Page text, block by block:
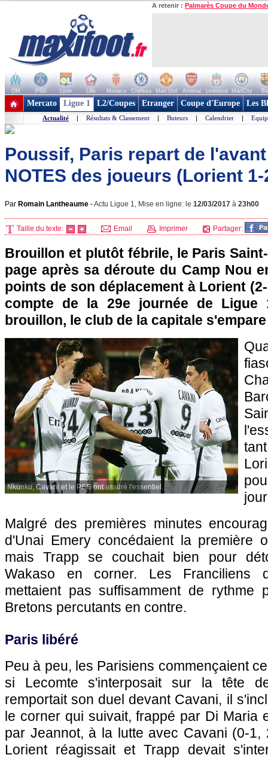
A retenir : Palmarès Coupe du
OM PSG Lyon Lille Monaco Chelsea Man Utd Arsenal Liverpool ManCity
+ de clubs
Mercato Ligue 1 L2/Coupes Etranger Coupe d'Europe Les
Actualité | Résultats & Classement | Buteurs | Calendrier |
Poussif, Paris repart de
NOTES des joueurs (Lorient 1-
Par Romain Lantheaume -Actu Ligue 1, Mise en ligne: le 12/03/2017 à 23h00
Taille du texte: Email Imprimer Partager:
Brouillon et plutôt fébrile, le Paris
page après sa déroute du Camp Nou
points de son déplacement à Lorient
compte de la 29e journée de Ligue
brouillon, le club de la capitale
Nkunku, Cavani et le PSG ont assuré l'essentiel.
Malgré des premières minutes
d'Unai Emery concédaient la première
mais Trapp se couchait bien pour
Wakaso en corner. Les Franciliens
mettaient pas suffisamment de rythme
Bretons percutants en contre.
Paris libéré
Peu à peu, les Parisiens commençaient
si Lecomte s'interposait sur la tête
remportait son duel devant Cavani, il
le corner qui suivait, frappé par Di Maria
par Jeannot, à la lutte avec Cavani (0-1,
Lorient réagissait et Trapp devait